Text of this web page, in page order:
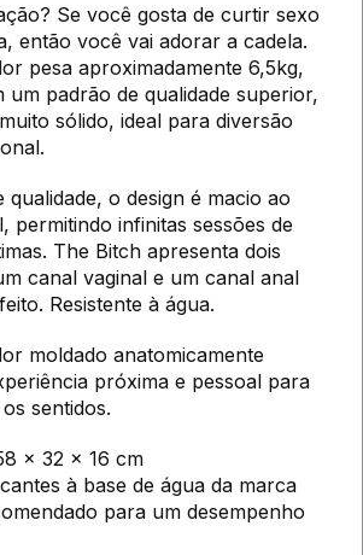
Se você gosta de curtir sexo
então você vai adorar a cadela.
pesa aproximadamente 6,5kg,
padrão de qualidade superior,
sólido, ideal para diversão
qualidade, o design é macio ao
permitindo infinitas sessões de
The Bitch apresenta dois
canal vaginal e um canal anal
Resistente à água.
moldado anatomicamente
próxima e pessoal para
sentidos.
x 32 x 16 cm
à base de água da marca
para um desempenho